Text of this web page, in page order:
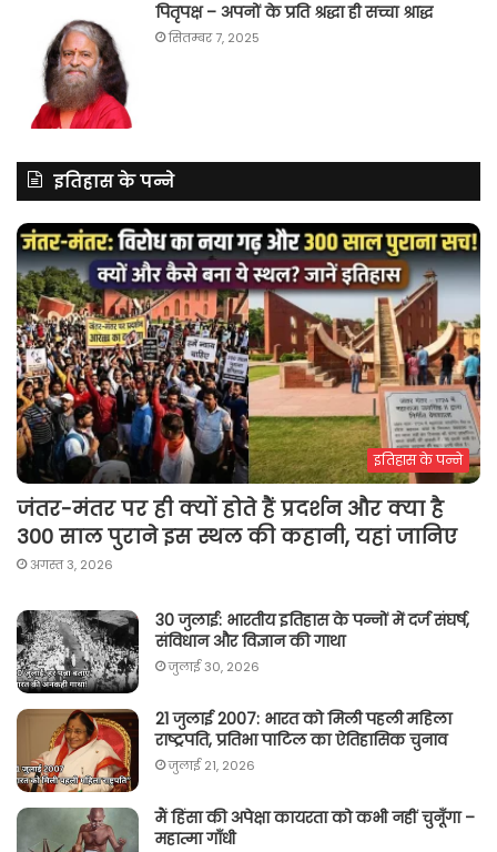
पितृपक्ष – अपनों के प्रति श्रद्धा ही सच्चा श्राद्ध
सितम्बर 7, 2025
इतिहास के पन्ने
इतिहास के पन्ने
जंतर-मंतर पर ही क्यों होते हैं प्रदर्शन और क्या है
300 साल पुराने इस स्थल की कहानी, यहां जानिए
अगस्त 3, 2026
30 जुलाई: भारतीय इतिहास के पन्नों में दर्ज संघर्ष,
संविधान और विज्ञान की गाथा
जुलाई 30, 2026
21 जुलाई 2007: भारत को मिली पहली महिला
राष्ट्रपति, प्रतिभा पाटिल का ऐतिहासिक चुनाव
जुलाई 21, 2026
मैं हिंसा की अपेक्षा कायरता को कभी नहीं चुनूँगा –
महात्मा गाँधी